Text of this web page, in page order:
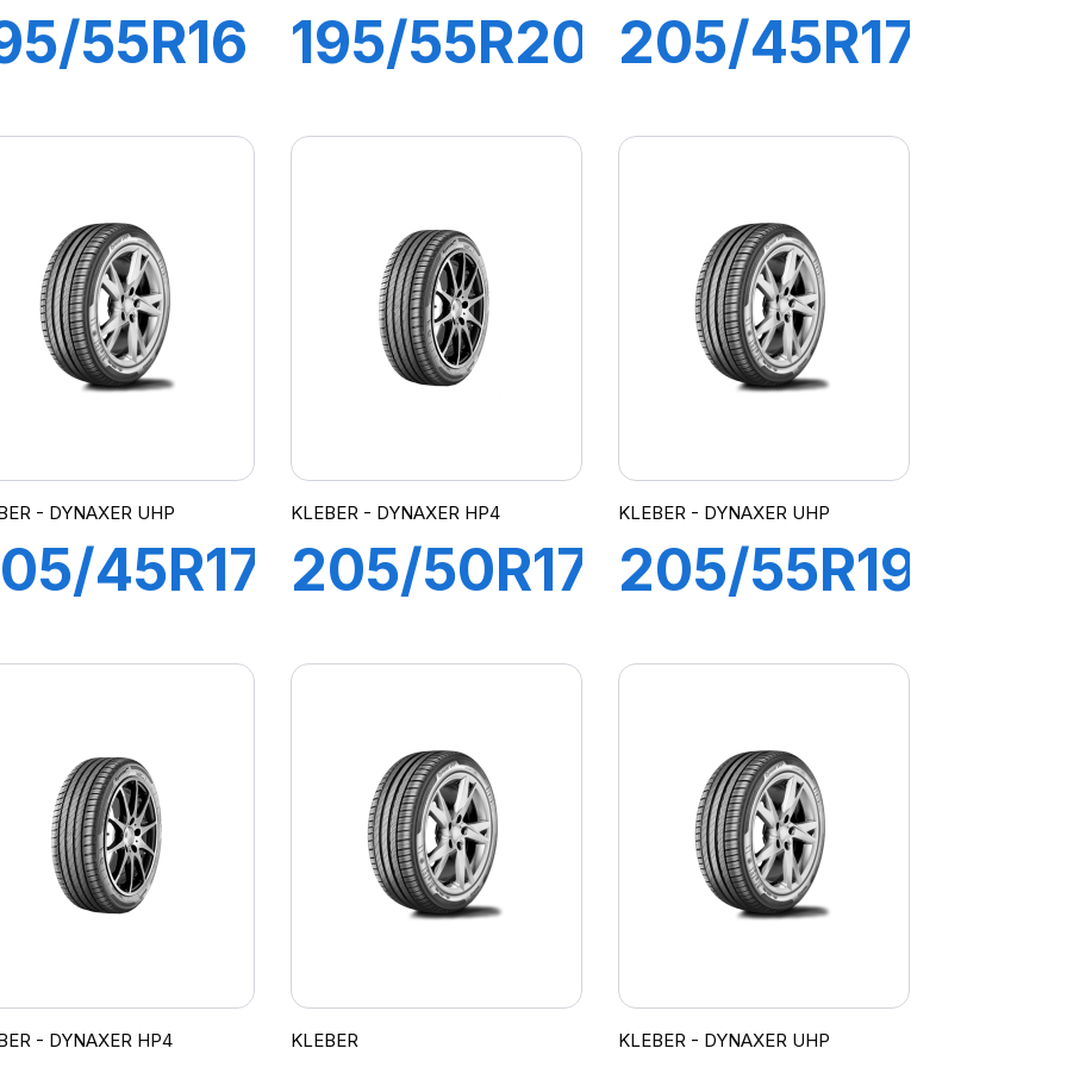
55R16
195/55R20
UHP
205/45R17
HP5
- DYNAXER UHP
45R17
KLEBER - DYNAXER HP4
205/50R17
HP4
KLEBER - DYNAXER UHP
205/55R19
UHP
- DYNAXER HP4 KLEBER KLEBER - DYNAXER UHP